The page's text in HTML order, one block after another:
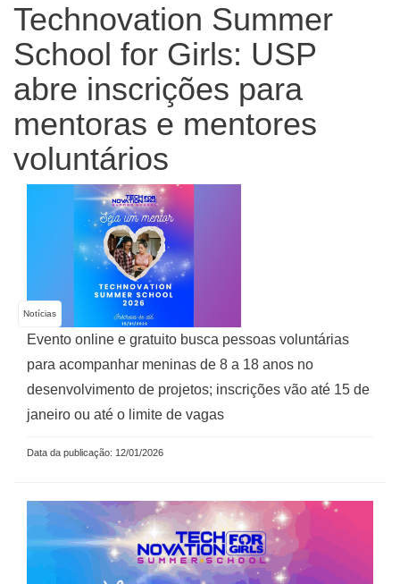
Technovation Summer
School for Girls: USP
abre inscrições para
mentoras e mentores
voluntários
Notícias
Evento online e gratuito busca pessoas voluntárias
para acompanhar meninas de 8 a 18 anos no
desenvolvimento de projetos; inscrições vão até 15 de
janeiro ou até o limite de vagas
Data da publicação: 12/01/2026